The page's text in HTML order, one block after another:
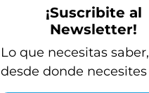
¡Suscribite al
Newsletter!
Lo que necesitas saber,
desde donde necesites